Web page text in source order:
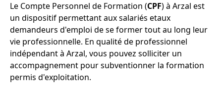
Le Compte Personnel de Formation (CPF) à Arzal est
un dispositif permettant aux salariés etaux
demandeurs d'emploi de se former tout au long leur
vie professionnelle. En qualité de professionnel
indépendant à Arzal, vous pouvez solliciter un
accompagnement pour subventionner la formation
permis d'exploitation.